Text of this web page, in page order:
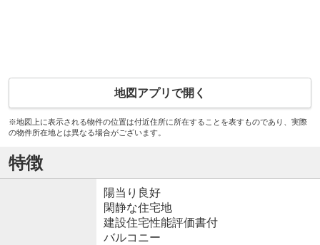
地図アプリで開く
※地図上に表示される物件の位置は付近住所に所在することを表すものであり、実際
の物件所在地とは異なる場合がございます。
特徴
陽当り良好
閑静な住宅地
建設住宅性能評価書付
バルコニー